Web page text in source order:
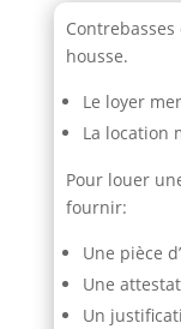
housse.
Le loyer
La location
Pour louer
fournir:
Une pièce
Une
Un